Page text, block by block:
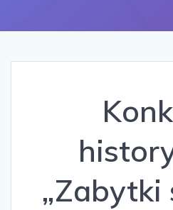
„Zabytki